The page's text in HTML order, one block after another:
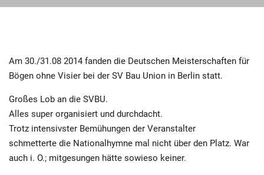
Am 30./31.08 2014 fanden die Deutschen Meisterschaften für
Bögen ohne Visier bei der SV Bau Union in Berlin statt.
Großes Lob an die SVBU.
Alles super organisiert und durchdacht.
Trotz intensivster Bemühungen der Veranstalter
schmetterte die Nationalhymne mal nicht über den Platz. War
auch i. O.; mitgesungen hätte sowieso keiner.